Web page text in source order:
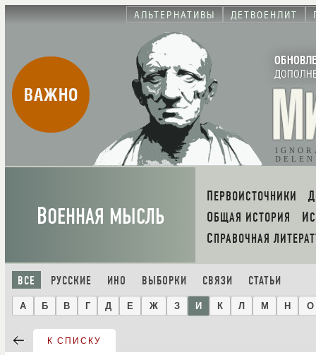
АЛЬТЕРНАТИВЫ ДЕТВОЕНЛИТ
ВАЖНО
ВОЕННАЯ МЫСЛЬ
ПЕРВОИСТОЧНИКИ
ОБЩАЯ ИСТОРИЯ
СПРАВОЧНАЯ
ВСЕ РУССКИЕ ИНО ВЫБОРКИ СВЯЗИ СТАТЬИ
А Б В Г Д Е Ж З И К Л М Н О
К СПИСКУ